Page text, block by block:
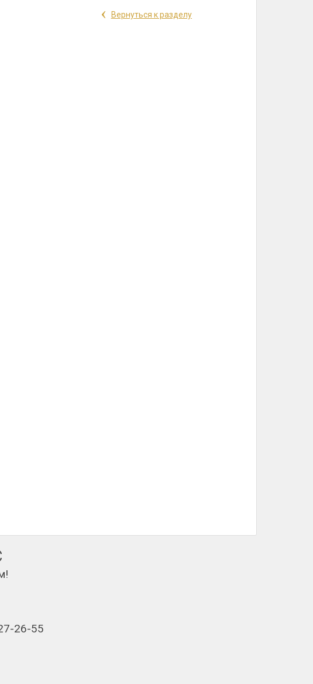
‹ Вернуться к разделу
26-55